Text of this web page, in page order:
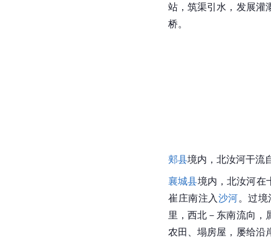
站，筑渠引水，发展灌
桥。
郏县境内，北汝河干流
襄城县境内，北汝河在
崔庄南注入沙河。过
里，西北－东南流向，
农田、塌房屋，屡给沿